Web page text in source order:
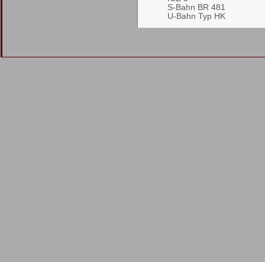
S-Bahn BR 481
U-Bahn Typ HK